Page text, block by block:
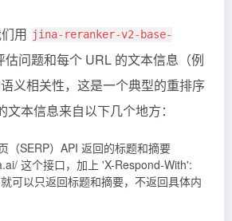
用 jina-reranker-v2-base-
估问题和每个 URL 的文本信息（例
义相关性，这是一个典型的重排序
本信息来自以下几个地方：
（SERP）API 返回的标题和摘要
这个接口，加上 'X-Respond-With':
可以只返回标题和摘要，不返回具体内